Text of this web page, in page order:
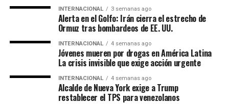
INTERNACIONAL 3 semanas ago
Alerta en el Golfo: Irán cierra el estrecho de
Ormuz tras bombardeos de EE. UU.
INTERNACIONAL 4 semanas ago
Jóvenes mueren por drogas en América Latina
La crisis invisible que exige acción urgente
INTERNACIONAL 4 semanas ago
Alcalde de Nueva York exige a Trump
restablecer el TPS para venezolanos